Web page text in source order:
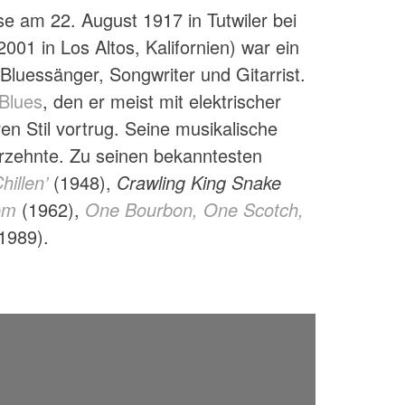
am 22. August 1917 in Tutwiler bei
in Los Altos, Kalifornien) war ein
Songwriter und Gitarrist.
, den er meist mit elektrischer
Stil vortrug. Seine musikalische
Zu seinen bekanntesten
(1948), Crawling King Snake
(1962), One Bourbon, One Scotch,